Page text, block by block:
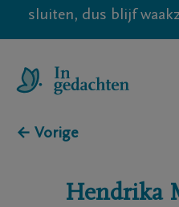
sluiten, dus blijf
← Vorige
Hendrika